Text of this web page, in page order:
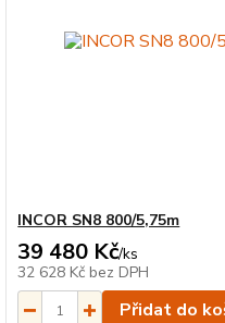
INCOR SN8 800/5,75m
39 480 Kč/ks
32 628 Kč bez DPH
Přidat do